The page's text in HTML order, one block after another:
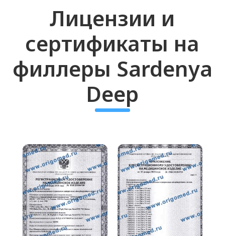
Sardenya Deep филлер – выгодные
условия
Косметологи выбирают Cардиния Дип
филлер за его высокое качество и
стабильный результат. Цена Sardenya
deep филлер в нашем магазине
получите быструю доставку.
Протокол Cардиния дип филлер и
отзывы косметологов
Специалисты отмечают удобство
работы с препаратом и естественный
результат после его применения.
Изучите отзывы Sardenya deep филлер,